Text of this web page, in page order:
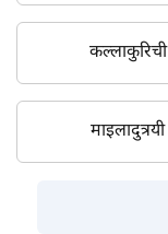
कल्लाकुरिची
माइलादुत्रयी